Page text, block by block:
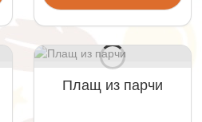
Плащ из парчи